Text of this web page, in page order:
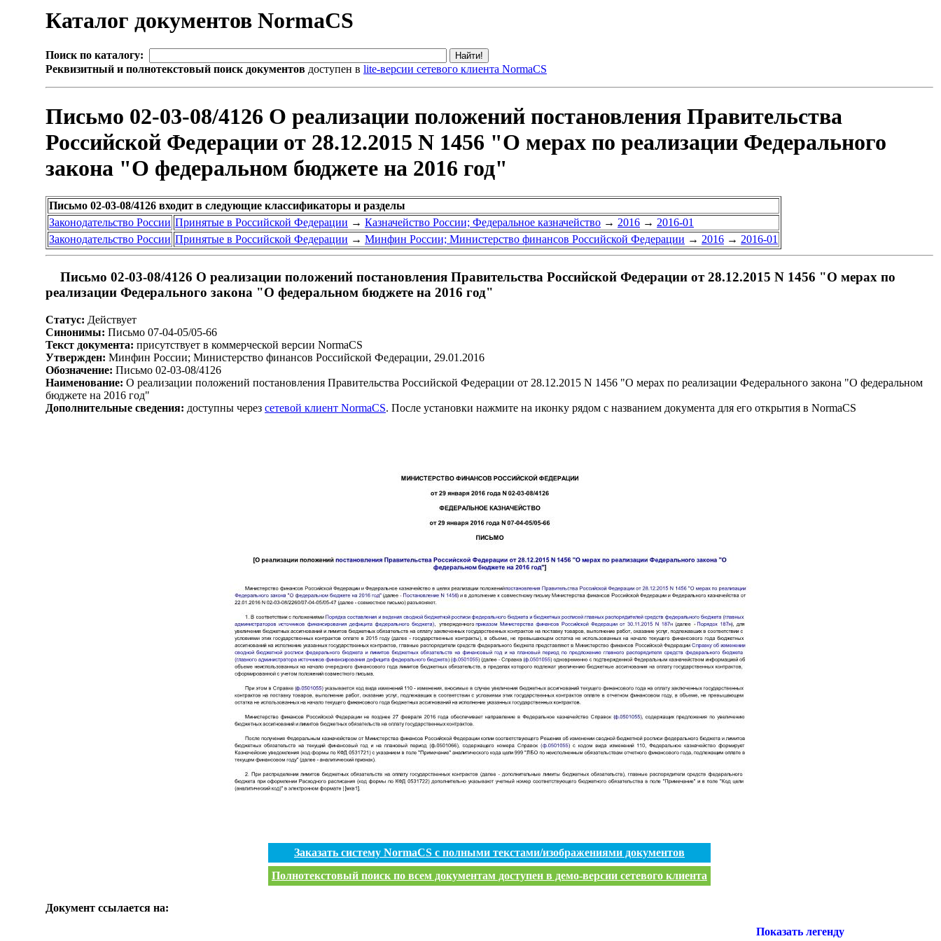
Каталог документов NormaCS
Поиск по каталогу:
Реквизитный и полнотекстовый поиск документов доступен в lite-версии сетевого клиента NormaCS
Письмо 02-03-08/4126 О реализации положений постановления Правительства
Российской Федерации от 28.12.2015 N 1456 "О мерах по реализации Федерального
закона "О федеральном бюджете на 2016 год"
Письмо 02-03-08/4126 входит в следующие классификаторы и разделы
Законодательство России Принятые в Российской Федерации → Казначейство России; Федеральное казначейство → 2016 → 2016-01
Законодательство России Принятые в Российской Федерации → Минфин России; Министерство финансов Российской Федерации → 2016 → 2016-01
Письмо 02-03-08/4126 О реализации положений постановления Правительства Российской Федерации от 28.12.2015 N 1456 "О мерах по
реализации Федерального закона "О федеральном бюджете на 2016 год"
Статус: Действует
Синонимы: Письмо 07-04-05/05-66
Текст документа: присутствует в коммерческой версии NormaCS
Утвержден: Минфин России; Министерство финансов Российской Федерации, 29.01.2016
Обозначение: Письмо 02-03-08/4126
Наименование: О реализации положений постановления Правительства Российской Федерации от 28.12.2015 N 1456 "О мерах по реализации Федерального закона "О федеральном
бюджете на 2016 год"
Дополнительные сведения: доступны через сетевой клиент NormaCS. После установки нажмите на иконку рядом с названием документа для его открытия в NormaCS
Заказать систему NormaCS с полными текстами/изображениями документов
Полнотекстовый поиск по всем документам доступен в демо-версии сетевого клиента
Документ ссылается на:
Показать легенду